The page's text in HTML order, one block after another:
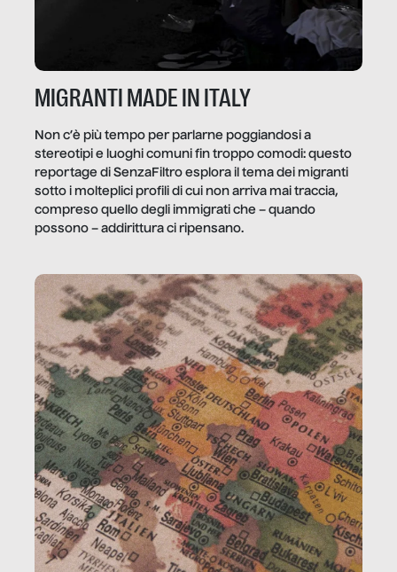
MIGRANTI MADE IN ITALY
Non c’è più tempo per parlarne poggiandosi a
stereotipi e luoghi comuni fin troppo comodi: questo
reportage di SenzaFiltro esplora il tema dei migranti
sotto i molteplici profili di cui non arriva mai traccia,
compreso quello degli immigrati che – quando
possono – addirittura ci ripensano.